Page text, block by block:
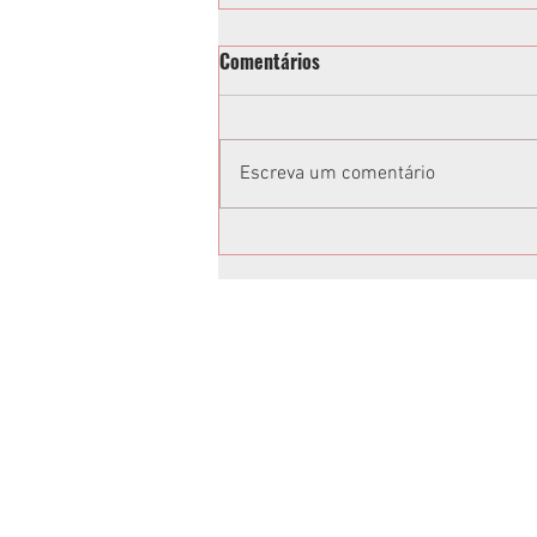
Toninho e Alisson Wandscheer
Comentários
Escreva um comentário